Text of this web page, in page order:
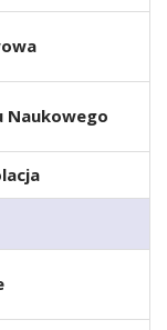
Naukowego